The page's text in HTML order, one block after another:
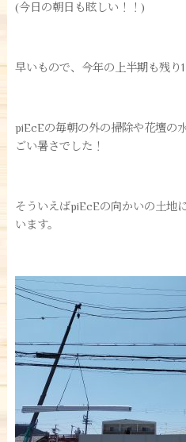
(今日の朝日も眩しい！！)
早いもので、今年の上半期も残り1
piEcEの毎朝の外の掃除や花壇の
ごい暑さでした！
そういえばpiEcEの向かいの土地
います。